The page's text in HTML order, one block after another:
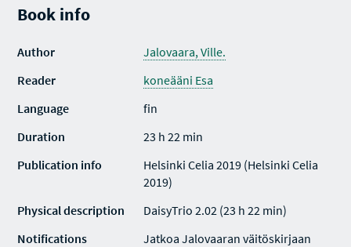
Book info
Author
Jalovaara, Ville.
Reader
koneääni Esa
Language
fin
Duration
23 h 22 min
Publication info
Helsinki Celia 2019 (Helsinki Celia
2019)
Physical description
DaisyTrio 2.02 (23 h 22 min)
Notifications
Jatkoa Jalovaaran väitöskirjaan